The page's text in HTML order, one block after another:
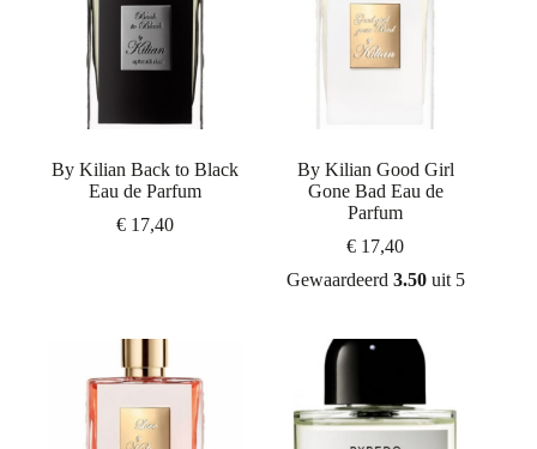
By Kilian Back to Black
Eau de Parfum
€ 17,40
By Kilian Good Girl
Gone Bad Eau de
Parfum
€ 17,40
Gewaardeerd 3.50uit 5